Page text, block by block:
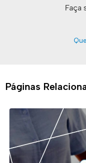
Faça
Páginas